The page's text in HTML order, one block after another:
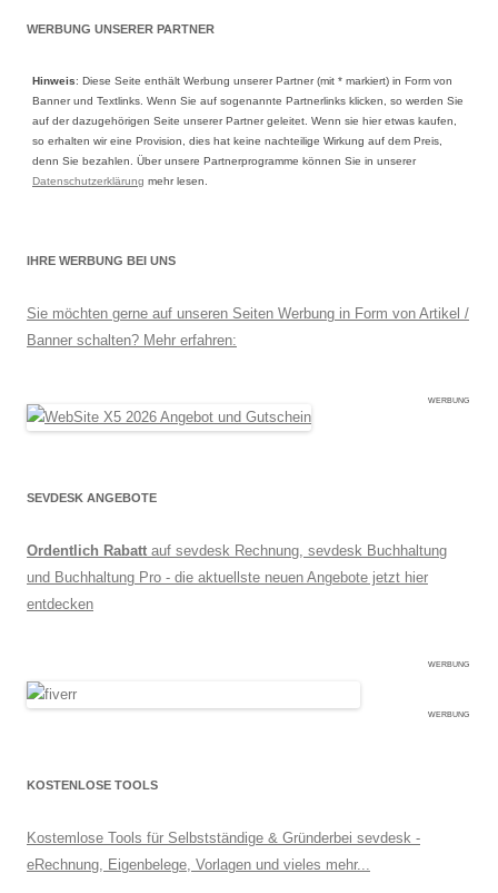
WERBUNG UNSERER PARTNER
Hinweis: Diese Seite enthält Werbung unserer Partner (mit * markiert) in Form von
Banner und Textlinks. Wenn Sie auf sogenannte Partnerlinks klicken, so werden Sie
auf der dazugehörigen Seite unserer Partner geleitet. Wenn sie hier etwas kaufen,
so erhalten wir eine Provision, dies hat keine nachteilige Wirkung auf dem Preis,
denn Sie bezahlen. Über unsere Partnerprogramme können Sie in unserer
Datenschutzerklärung mehr lesen.
IHRE WERBUNG BEI UNS
Sie möchten gerne auf unseren Seiten Werbung in Form von Artikel /
Banner schalten? Mehr erfahren:
WERBUNG
SEVDESK ANGEBOTE
Ordentlich Rabatt auf sevdesk Rechnung, sevdesk Buchhaltung
und Buchhaltung Pro - die aktuellste neuen Angebote jetzt hier
entdecken
WERBUNG
WERBUNG
KOSTENLOSE TOOLS
Kostemlose Tools für Selbstständige & Gründerbei sevdesk -
eRechnung, Eigenbelege, Vorlagen und vieles mehr...